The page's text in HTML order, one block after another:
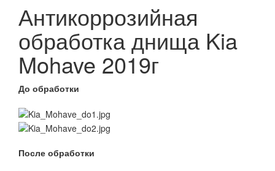
Антикоррозийная
обработка днища Kia
Mohave 2019г
До обработки
После обработки